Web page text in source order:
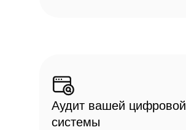
Аудит вашей цифровой
системы